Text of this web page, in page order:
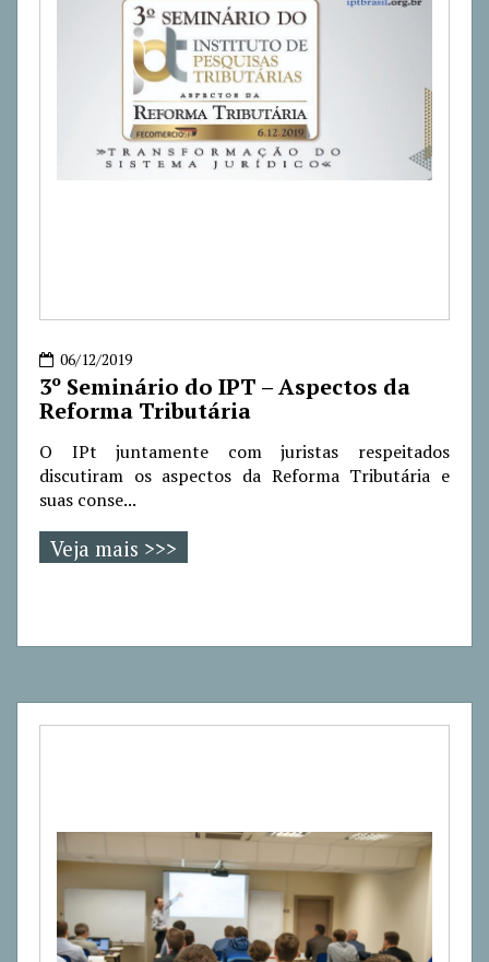
06/12/2019
3º Seminário do IPT – Aspectos da
Reforma Tributária
O IPt juntamente com juristas respeitados
discutiram os aspectos da Reforma Tributária e
suas conse...
Veja mais >>>